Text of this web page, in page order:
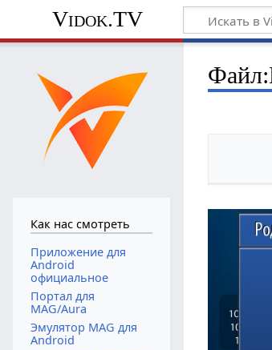
Vidok.TV
Как нас смотреть
Приложение для
Android
официальное
Портал для
MAG/Aura
Эмулятор MAG для
Android